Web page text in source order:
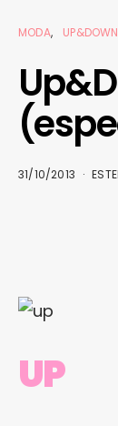
MODA UP&DOWN
31/10/2013
UP